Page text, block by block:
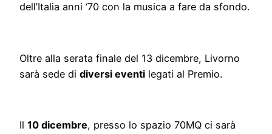
dell’Italia anni ‘70 con la musica a fare da sfondo.
Oltre alla serata finale del 13 dicembre, Livorno
sarà sede di diversi eventi legati al Premio.
Il 10 dicembre, presso lo spazio 70MQ ci sarà